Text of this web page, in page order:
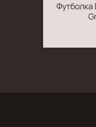
Футболка